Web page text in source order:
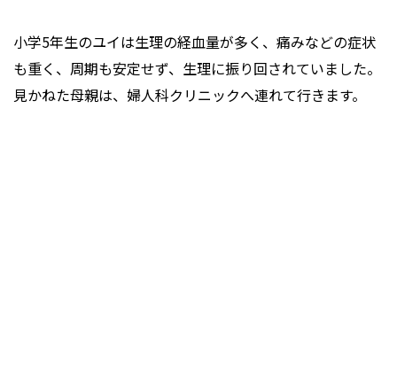
小学5年生のユイは生理の経血量が多く、痛みなどの症状
も重く、周期も安定せず、生理に振り回されていました。
見かねた母親は、婦人科クリニックへ連れて行きます。